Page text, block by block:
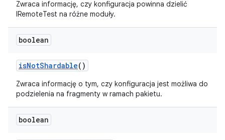
Zwraca informację, czy konfiguracja powinna dzielić
IRemoteTest na różne moduły.
boolean
isNotShardable()
Zwraca informację o tym, czy konfiguracja jest możliwa do
podzielenia na fragmenty w ramach pakietu.
boolean